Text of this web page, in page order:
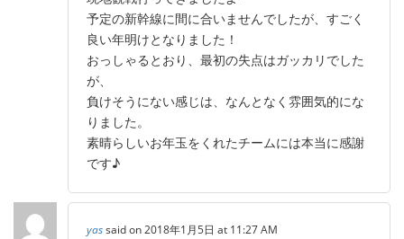
予定の新幹線に間に合いませんでしたが、すごく
良い年明けとなりました！
おっしゃるとおり、最初の失点はガッカリでした
が、
負けそうにない感じは、なんとなく雰囲気的にな
りました。
素晴らしいお年玉をくれたチームには本当に感謝
です♪
yassaid on 2018年1月5日 at 11:27 AM